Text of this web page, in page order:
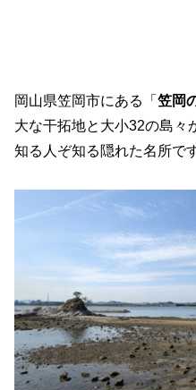
岡山県笠岡市にある「 笠岡
大な干拓地と大小32の島々
知る人ぞ知る隠れた名所です